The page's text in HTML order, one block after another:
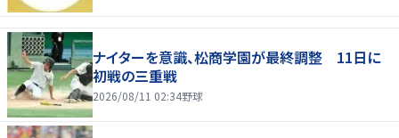
ナイターを意識、松商学園が最終調整 11日に
初戦の三重戦
2026/08/11 02:34野球